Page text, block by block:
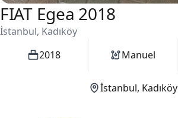
1 / 2
FIAT Egea 2018
İstanbul, Kadıköy
2018
Manuel
İstanbul, Kadıköy